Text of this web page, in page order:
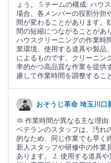
ょう。 5.チームの構成: ハウ
場合、各メンバーの役割分担
間が変わることがあります。
間の短縮につながることがあ
ハウスクリーニングの作業時
業環境、使用する道具や製品
によるものです。クリーニン
率的かつ高品質な作業を提供
慮して作業時間を調整するこ
おそうじ革命 埼玉川口
🧼 作業時間が異なる主な理
ベテランのスタッフは、汚れ
的なため、同じ作業でも早く
新人スタッフや研修中の作業
あります。 2. 使用する道具